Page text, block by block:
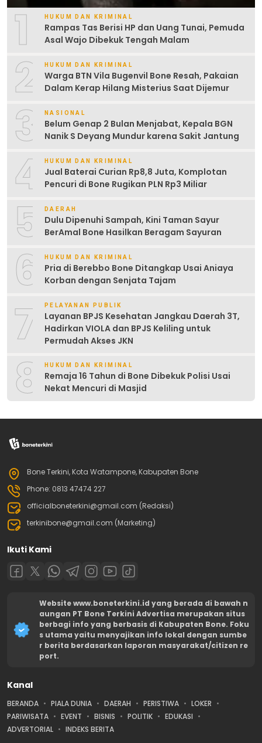
1 HUKUM DAN KRIMINAL
Rampas Tas Berisi HP dan Uang Tunai, Pemuda
Asal Wajo Dibekuk Tengah Malam
2 HUKUM DAN KRIMINAL
Warga BTN Vila Bugenvil Bone Resah, Pakaian
Dalam Kerap Hilang Misterius Saat Dijemur
3 NASIONAL
Belum Genap 2 Bulan Menjabat, Kepala BGN
Nanik S Deyang Mundur karena Sakit Jantung
4 HUKUM DAN KRIMINAL
Jual Baterai Curian Rp8,8 Juta, Komplotan
Pencuri di Bone Rugikan PLN Rp3 Miliar
5 DAERAH
Dulu Dipenuhi Sampah, Kini Taman Sayur
BerAmal Bone Hasilkan Beragam Sayuran
6 HUKUM DAN KRIMINAL
Pria di Berebbo Bone Ditangkap Usai Aniaya
Korban dengan Senjata Tajam
7 PELAYANAN PUBLIK
Layanan BPJS Kesehatan Jangkau Daerah 3T,
Hadirkan VIOLA dan BPJS Keliling untuk
Permudah Akses JKN
8 HUKUM DAN KRIMINAL
Remaja 16 Tahun di Bone Dibekuk Polisi Usai
Nekat Mencuri di Masjid
Bone Terkini, Kota Watampone, Kabupaten Bone
Phone: 0813 47474 227
officialboneterkini@gmail.com (Redaksi)
terkinibone@gmail.com (Marketing)
Ikuti Kami
Website www.boneterkini.id yang berada di bawah n
aungan PT Bone Terkini Advertisa merupakan situs
berbagi info yang berbasis di Kabupaten Bone. Foku
s utama yaitu menyajikan info lokal dengan sumbe
r berita berdasarkan laporan masyarakat/citizen re
port.
Kanal
BERANDA PIALA DUNIA DAERAH PERISTIWA
LOKER
PARIWISATA
EVENT BISNIS POLITIK
EDUKASI
ADVERTORIAL
INDEKS BERITA